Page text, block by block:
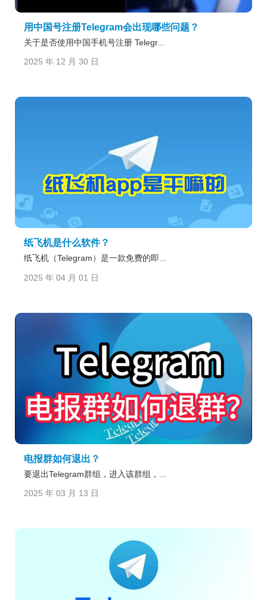
用中国号注册Telegram会出现哪些问题？
关于是否使用中国手机号注册 Telegr...
2025 年 12 月 30 日
纸飞机是什么软件？
纸飞机（Telegram）是一款免费的即...
2025 年 04 月 01 日
电报群如何退出？
要退出Telegram群组，进入该群组，...
2025 年 03 月 13 日